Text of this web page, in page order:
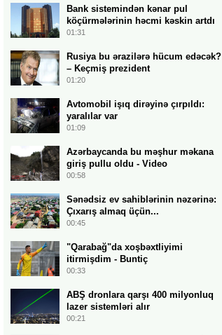
Bank sistemindən kənar pul
köçürmələrinin həcmi kəskin artdı
01:31
Rusiya bu ərazilərə hücum edəcək?
– Keçmiş prezident
01:20
Avtomobil işıq dirəyinə çırpıldı:
yaralılar var
01:09
Azərbaycanda bu məşhur məkana
giriş pullu oldu - Video
00:58
Sənədsiz ev sahiblərinin nəzərinə:
Çıxarış almaq üçün...
00:45
"Qarabağ"da xoşbəxtliyimi
itirmişdim - Buntiç
00:33
ABŞ dronlara qarşı 400 milyonluq
lazer sistemləri alır
00:21